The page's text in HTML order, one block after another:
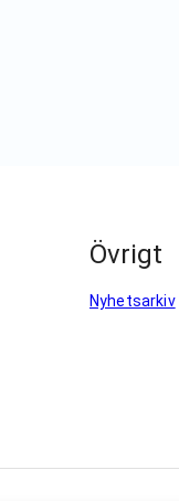
Övrigt
Nyhetsarkiv